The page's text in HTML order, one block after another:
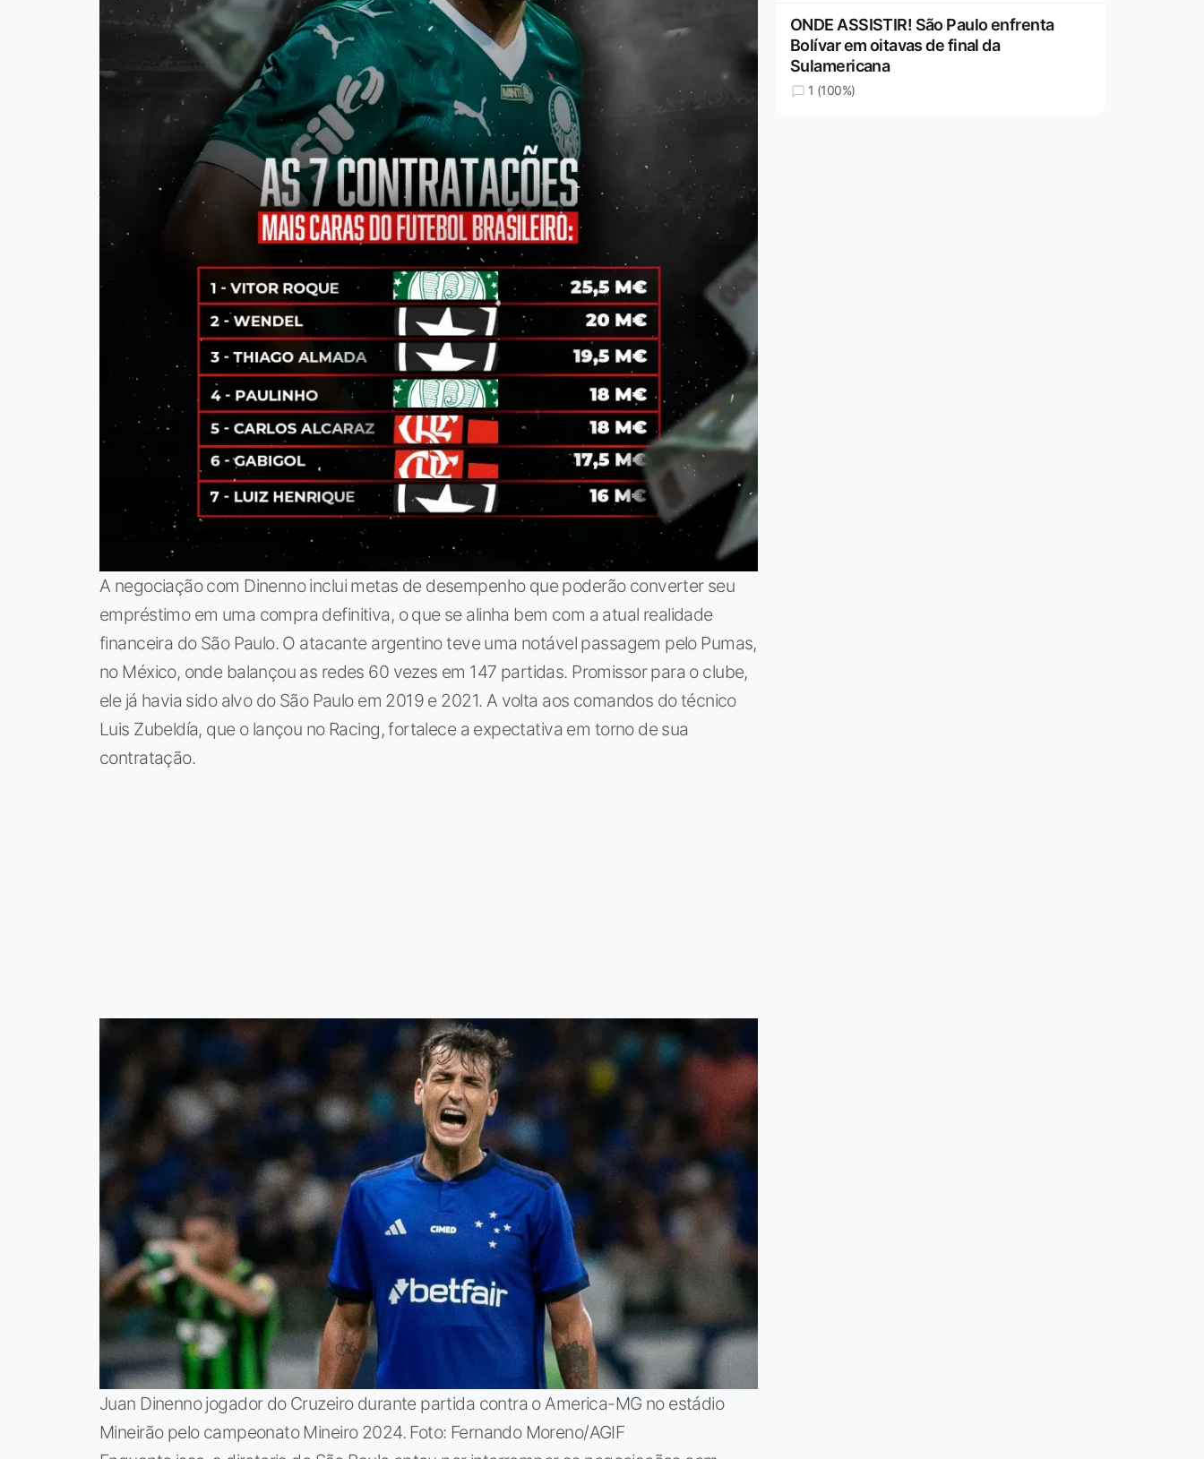
A negociação com Dinenno inclui metas de desempenho que poderão converter seu
empréstimo em uma compra definitiva, o que se alinha bem com a atual realidade
financeira do São Paulo. O atacante argentino teve uma notável passagem pelo Pumas,
no México, onde balançou as redes 60 vezes em 147 partidas. Promissor para o clube,
ele já havia sido alvo do São Paulo em 2019 e 2021. A volta aos comandos do técnico
Luis Zubeldía, que o lançou no Racing, fortalece a expectativa em torno de sua
contratação.
Juan Dinenno jogador do Cruzeiro durante partida contra o America-MG no estádio
Mineirão pelo campeonato Mineiro 2024. Foto: Fernando Moreno/AGIF
ONDE ASSISTIR! São Paulo enfrenta
Bolívar em oitavas de final da
Sulamericana
1 (100%)